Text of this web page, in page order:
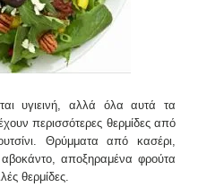
υγιεινή, αλλά όλα αυτά τα
περισσότερες θερμίδες από
Θρύμματα από κασέρι,
αποξηραμένα φρούτα
θερμίδες.